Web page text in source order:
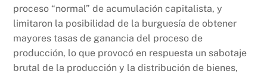
proceso “normal” de acumulación capitalista, y
limitaron la posibilidad de la burguesía de obtener
mayores tasas de ganancia del proceso de
producción, lo que provocó en respuesta un sabotaje
brutal de la producción y la distribución de bienes,